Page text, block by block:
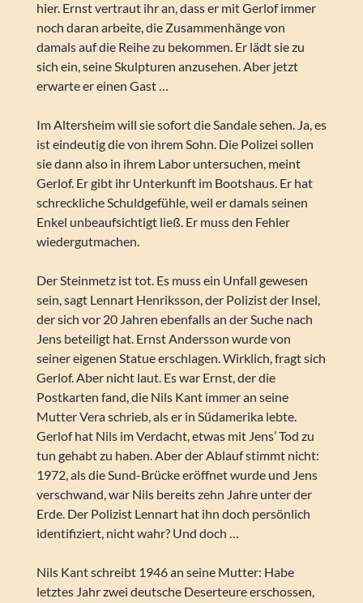
hier. Ernst vertraut ihr an, dass er mit Gerlof immer
noch daran arbeite, die Zusammenhänge von
damals auf die Reihe zu bekommen. Er lädt sie zu
sich ein, seine Skulpturen anzusehen. Aber jetzt
erwarte er einen Gast …
Im Altersheim will sie sofort die Sandale sehen. Ja, es
ist eindeutig die von ihrem Sohn. Die Polizei sollen
sie dann also in ihrem Labor untersuchen, meint
Gerlof. Er gibt ihr Unterkunft im Bootshaus. Er hat
schreckliche Schuldgefühle, weil er damals seinen
Enkel unbeaufsichtigt ließ. Er muss den Fehler
wiedergutmachen.
Der Steinmetz ist tot. Es muss ein Unfall gewesen
sein, sagt Lennart Henriksson, der Polizist der Insel,
der sich vor 20 Jahren ebenfalls an der Suche nach
Jens beteiligt hat. Ernst Andersson wurde von
seiner eigenen Statue erschlagen. Wirklich, fragt sich
Gerlof. Aber nicht laut. Es war Ernst, der die
Postkarten fand, die Nils Kant immer an seine
Mutter Vera schrieb, als er in Südamerika lebte.
Gerlof hat Nils im Verdacht, etwas mit Jens’ Tod zu
tun gehabt zu haben. Aber der Ablauf stimmt nicht:
1972, als die Sund-Brücke eröffnet wurde und Jens
verschwand, war Nils bereits zehn Jahre unter der
Erde. Der Polizist Lennart hat ihn doch persönlich
identifiziert, nicht wahr? Und doch …
Nils Kant schreibt 1946 an seine Mutter: Habe
letztes Jahr zwei deutsche Deserteure erschossen,